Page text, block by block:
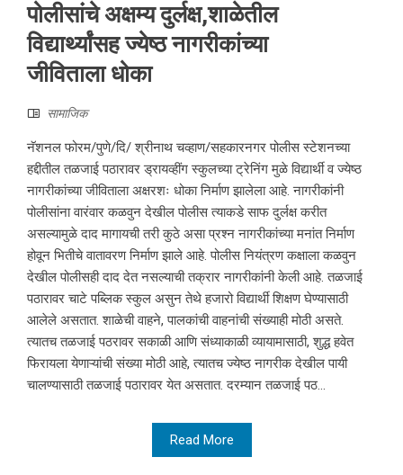
पोलीसांचे अक्षम्य दुर्लक्ष,शाळेतील
विद्यार्थ्यांसह ज्येष्ठ नागरीकांच्या
जीविताला धोका
सामाजिक
नॅशनल फोरम/पुणे/दि/ श्रीनाथ चव्हाण/सहकारनगर पोलीस स्टेशनच्या
हद्दीतील तळजाई पठारावर ड्रायव्हींग स्कुलच्या ट्रेनिंग मुळे विद्यार्थी व ज्येष्ठ
नागरीकांच्या जीविताला अक्षरशः धोका निर्माण झालेला आहे. नागरीकांनी
पोलीसांना वारंवार कळवुन देखील पोलीस त्याकडे साफ दुर्लक्ष करीत
असल्यामुळे दाद मागायची तरी कुठे असा प्रश्न नागरीकांच्या मनांत निर्माण
होवून भितीचे वातावरण निर्माण झाले आहे. पोलीस नियंत्रण कक्षाला कळवुन
देखील पोलीसही दाद देत नसल्याची तक्रार नागरीकांनी केली आहे. तळजाई
पठारावर चाटे पब्लिक स्कुल असुन तेथे हजारो विद्यार्थी शिक्षण घेण्यासाठी
आलेले असतात. शाळेची वाहने, पालकांची वाहनांची संख्याही मोठी असते.
त्यातच तळजाई पठरावर सकाळी आणि संध्याकाळी व्यायामासाठी, शुद्ध हवेत
फिरायला येणाऱ्यांची संख्या मोठी आहे, त्यातच ज्येष्ठ नागरीक देखील पायी
चालण्यासाठी तळजाई पठारावर येत असतात. दरम्यान तळजाई पठ...
Read More